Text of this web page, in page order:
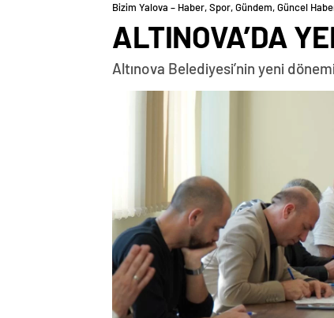
Bizim Yalova – Haber, Spor, Gündem, Güncel
ALTINOVA’DA
Altınova Belediyesi’nin yeni